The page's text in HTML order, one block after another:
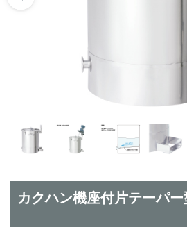
カクハン機座付片テーパー